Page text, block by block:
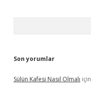
Son yorumlar
Sülün Kafesi Nasıl Olmalı için